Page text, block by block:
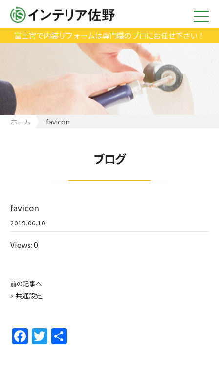
富士宮で内装リフォームは専門職のプロにお任せ下さい！
ホーム favicon
ブログ
favicon
2019.06.10
Views: 0
前の記事へ
« 共通設定
F
a
T
w